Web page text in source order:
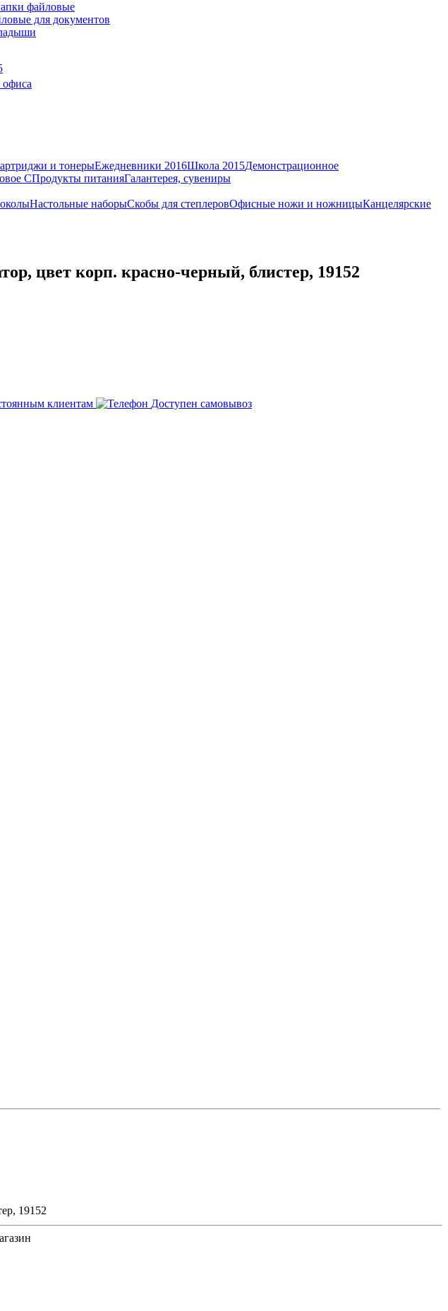
файловые
для документов
и тонерыЕжедневники 2016Школа 2015Демонстрационное
СПродукты питанияГалантерея, сувениры
Настольные наборыСкобы для степлеровОфисные ножи и ножницыКанцелярские
цвет корп. красно-черный, блистер, 19152
клиентам Доступен самовывоз
19152